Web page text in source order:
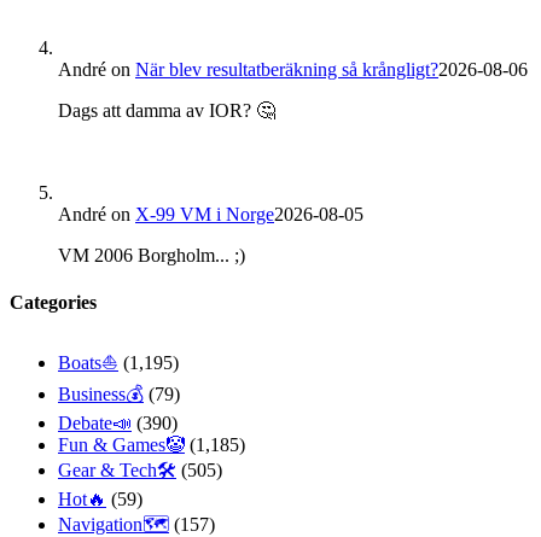
André on När blev resultatberäkning så krångligt?2026-08-06
Dags att damma av IOR? 🤔
André on X-99 VM i Norge2026-08-05
VM 2006 Borgholm... ;)
Categories
Boats⛵️ (1,195)
Business💰 (79)
Debate📣 (390)
Fun & Games🤡 (1,185)
Gear & Tech🛠 (505)
Hot🔥 (59)
Navigation🗺 (157)